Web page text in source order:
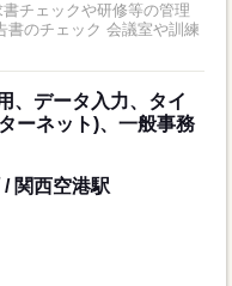
チェックや研修等の管理
書のチェック 会議室や訓練
、データ入力、タイ
ーネット)、一般事務
関西空港駅